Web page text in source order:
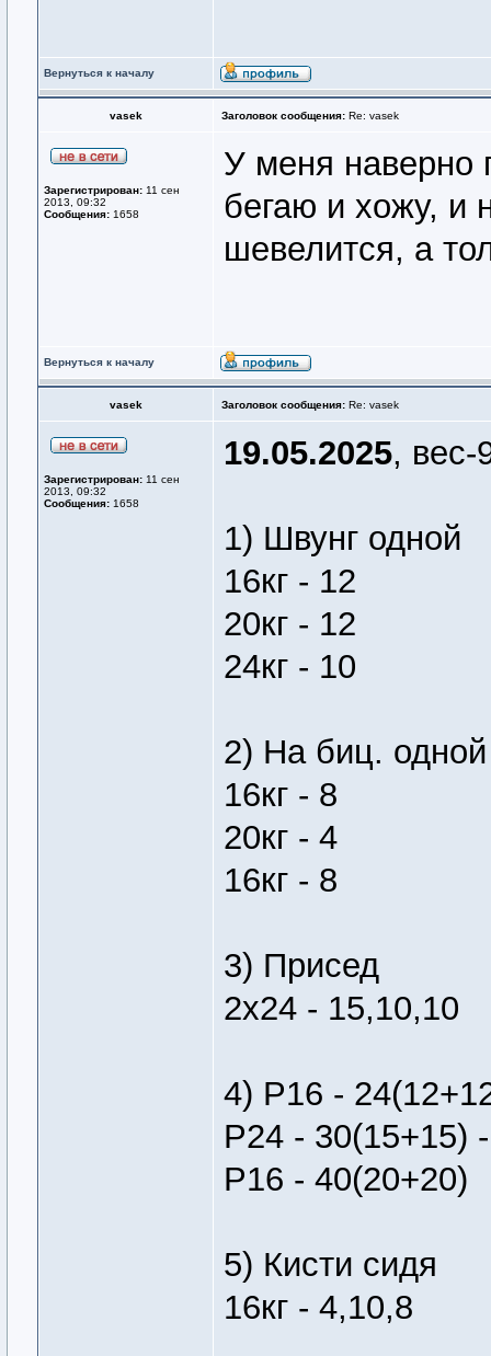
Вернуться к началу
vasek Заголовок сообщения: Re: vasek
Зарегистрирован: 11 сен
2013, 09:32
Сообщения: 1658
У меня наверно
бегаю и хожу, и
шевелится, а
Вернуться к началу
vasek Заголовок сообщения: Re: vasek
Зарегистрирован: 11 сен
2013, 09:32
Сообщения: 1658
19.05.2025, вес-
1) Швунг одной
16кг - 12
20кг - 12
24кг - 10
2) На биц. одной
16кг - 8
20кг - 4
16кг - 8
3) Присед
2х24 - 15,10,10
4) Р16 -
Р24 - 30(15+15)
Р16 - 40(20+20)
5) Кисти сидя
16кг - 4,10,8